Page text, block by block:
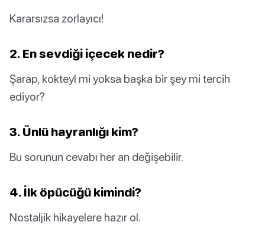
Kararsızsa zorlayıcı!
2. En sevdiği içecek nedir?
Şarap, kokteyl mi yoksa başka bir şey mi tercih
ediyor?
3. Ünlü hayranlığı kim?
Bu sorunun cevabı her an değişebilir.
4. İlk öpücüğü kimindi?
Nostaljik hikayelere hazır ol.